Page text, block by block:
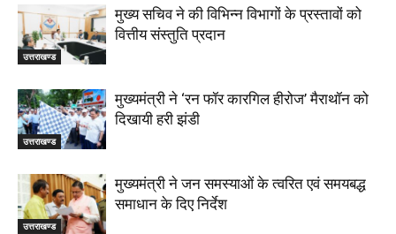
उत्तराखण्ड
मुख्य सचिव ने की विभिन्न विभागों के प्रस्तावों को
वित्तीय संस्तुति प्रदान
उत्तराखण्ड
मुख्यमंत्री ने ‘रन फॉर कारगिल हीरोज’ मैराथॉन को
दिखायी हरी झंडी
उत्तराखण्ड
मुख्यमंत्री ने जन समस्याओं के त्वरित एवं समयबद्ध
समाधान के दिए निर्देश